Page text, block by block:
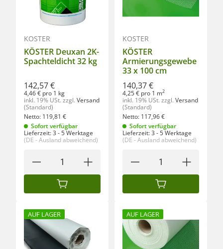
KÖSTER
KÖSTER Deuxan 2K-
Spachteldicht 32 kg
142,57 €
4,46 € pro 1 kg
inkl. 19% USt. zzgl. Versand
(Standard)
Netto: 119,81 €
Sofort verfügbar
Lieferzeit:3 - 5 Werktage
(DE - Ausland abweichend)
IN DEN WARENKORB
KÖSTER
KÖSTER
Armierungsgewebe
33 x 100 cm
140,37 €
4,25 € pro 1 m2
inkl. 19% USt. zzgl. Versand
(Standard)
Netto: 117,96€
Sofort verfügbar
Lieferzeit:3 - 5 Werktage
(DE - Ausland abweichend)
IN DEN WARENKORB
AUF LAGER AUF LAGER